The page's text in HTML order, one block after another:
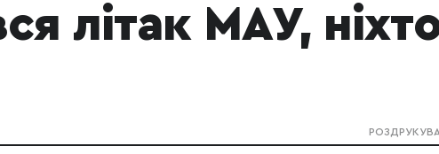
літак МАУ,